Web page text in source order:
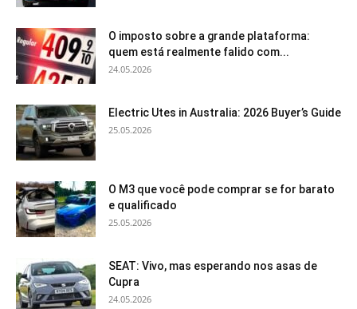
O imposto sobre a grande plataforma:
quem está realmente falido com...
24.05.2026
Electric Utes in Australia: 2026 Buyer’s Guide
25.05.2026
O M3 que você pode comprar se for barato
e qualificado
25.05.2026
SEAT: Vivo, mas esperando nos asas de
Cupra
24.05.2026